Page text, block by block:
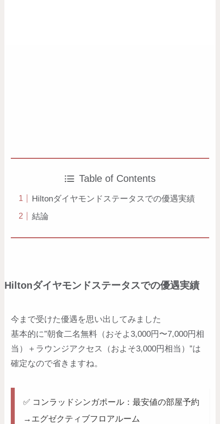
Table of Contents
Hiltonダイヤモンドステータスでの優遇実績
結論
Hiltonダイヤモンドステータスでの優遇実績
今まで受けた優遇を思い出してみました
基本的に”朝食二名無料（おそよ3,000円〜7,000円相
当）＋ラウンジアクセス（およそ3,000円相当）”は
確定なので省きますね。
✅ コンラッドシンガポール：最安値の部屋予約
→エグゼクティブフロアルーム